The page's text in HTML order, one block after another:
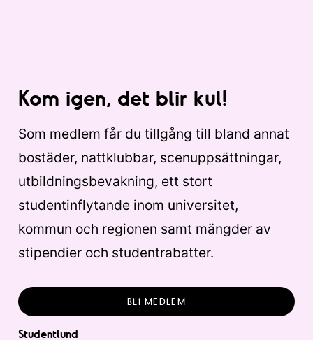
Kom igen, det blir kul!
Som medlem får du tillgång till bland annat
bostäder, nattklubbar, scenuppsättningar,
utbildningsbevakning, ett stort
studentinflytande inom universitet,
kommun och regionen samt mängder av
stipendier och studentrabatter.
BLI MEDLEM
Studentlund